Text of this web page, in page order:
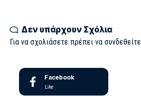
Δεν υπάρχουν Σχόλια
Για να σχολιάσετε πρέπει να συνδεθείτε
Facebook
Like